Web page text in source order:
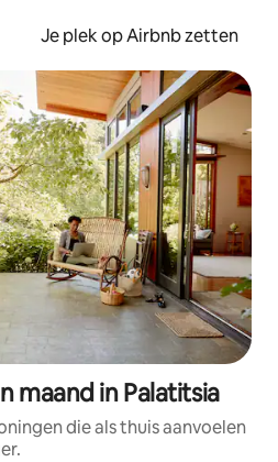
Je plek op Airbnb zetten
maand in Palatitsia
die als thuis aanvoelen